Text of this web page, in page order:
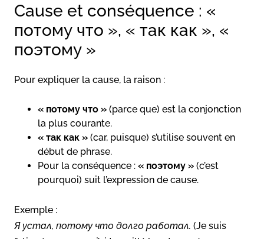
Cause et conséquence : «
потому что », « так как », «
поэтому »
Pour expliquer la cause, la raison :
« потому что » (parce que) est la conjonction
la plus courante.
« так как » (car, puisque) s’utilise souvent en
début de phrase.
Pour la conséquence : « поэтому » (c’est
pourquoi) suit l’expression de cause.
Exemple :
Я устал, потому что долго работал. (Je suis